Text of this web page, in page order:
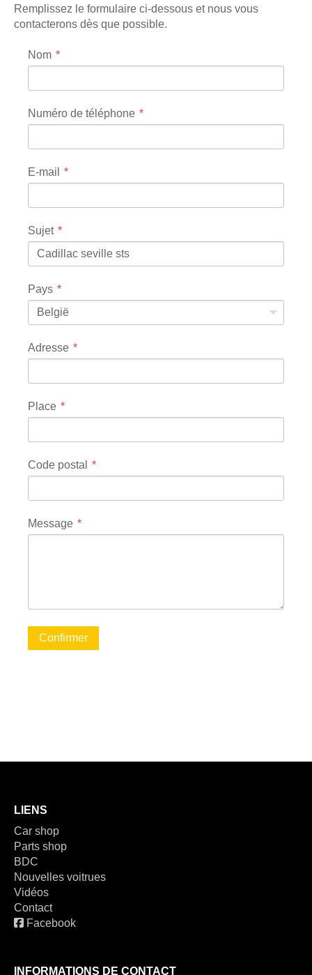
Remplissez le formulaire ci-dessous et nous vous
contacterons dès que possible.
Nom
Numéro de téléphone
E-mail
Sujet
Pays
België
Adresse
Place
Code postal
Message
Confirmer
LIENS
Car shop
Parts shop
BDC
Nouvelles voitrues
Vidéos
Contact
Facebook
INFORMATIONS DE CONTACT